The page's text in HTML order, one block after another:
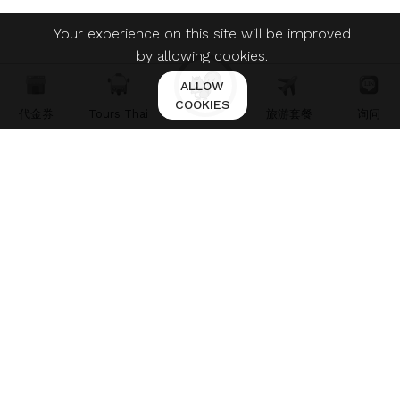
Your experience on this site will be improved
by allowing cookies.
ALLOW
COOKIES